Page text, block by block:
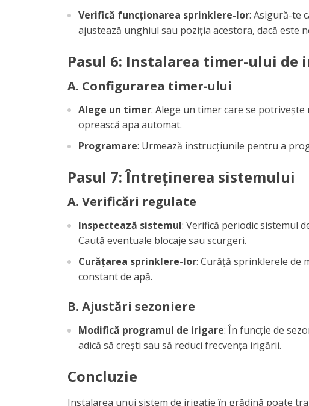
Verifică funcționarea sprinklere-lor: Asigură-te
ajustează unghiul sau poziția acestora, dacă este
Pasul 6: Instalarea timer-ului de
A. Configurarea timer-ului
Alege un timer: Alege un timer care se
oprească apa automat.
Programare: Urmează instrucțiunile pentru a
Pasul 7: Întreținerea sistemului
A. Verificări regulate
Inspectează sistemul: Verifică periodic sistemul
Caută eventuale blocaje sau scurgeri.
Curățarea sprinklere-lor: Curăță sprinklerele de
constant de apă.
B. Ajustări sezoniere
Modifică programul de irigare: În funcție de
adică să crești sau să reduci frecvența irigării.
Concluzie
Instalarea unui sistem de irigație în grădină poate